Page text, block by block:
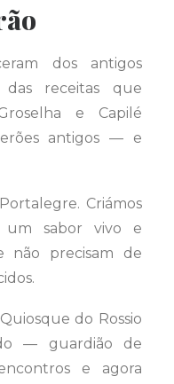
dos antigos
receitas que
e Capilé
antigos — e
Criámos
um sabor vivo e
não precisam de
do Rossio
— guardião de
e agora